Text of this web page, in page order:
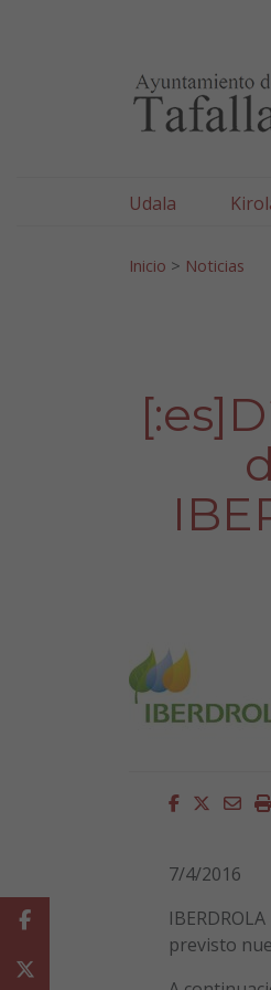
Udala
Inicio > Noticias
Facebook
Twitter
Email
7/4/2016
previsto
Facebook